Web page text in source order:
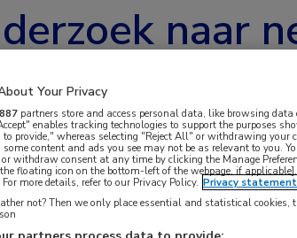
naar
last van het
Your Privacy
887 partners store and access personal data, like browsing data
enables tracking technologies to support the purposes
to provide," whereas selecting "Reject All" or withdrawing
some content and ads you see may not be as relevant to you.
or withdraw consent at any time by clicking the Manage
floating icon on the bottom-left of the webpage, if
more details, refer to our Privacy Policy. Privacy statement
not? Then we only place essential and statistical cookies,